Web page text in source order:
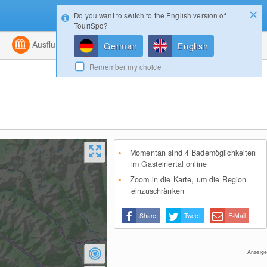
Kombiniert
Ausflugsziele Magazin
Momentan sind 4 Bademöglichkeiten
im Gasteinertal online
Zoom in die Karte, um die Region
einzuschränken
Share Tweet E-Mail
Anzeige
Login
Do you want to switch to the English version of
TouriSpo?
German English
Remember my choice
Konfigurator Gewinnspiele